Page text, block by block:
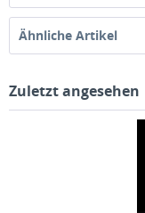
Ähnliche Artikel
Zuletzt angesehen